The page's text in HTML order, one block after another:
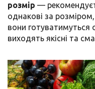
розмір —
однакові за
вони готуватимуться
виходять якісні та